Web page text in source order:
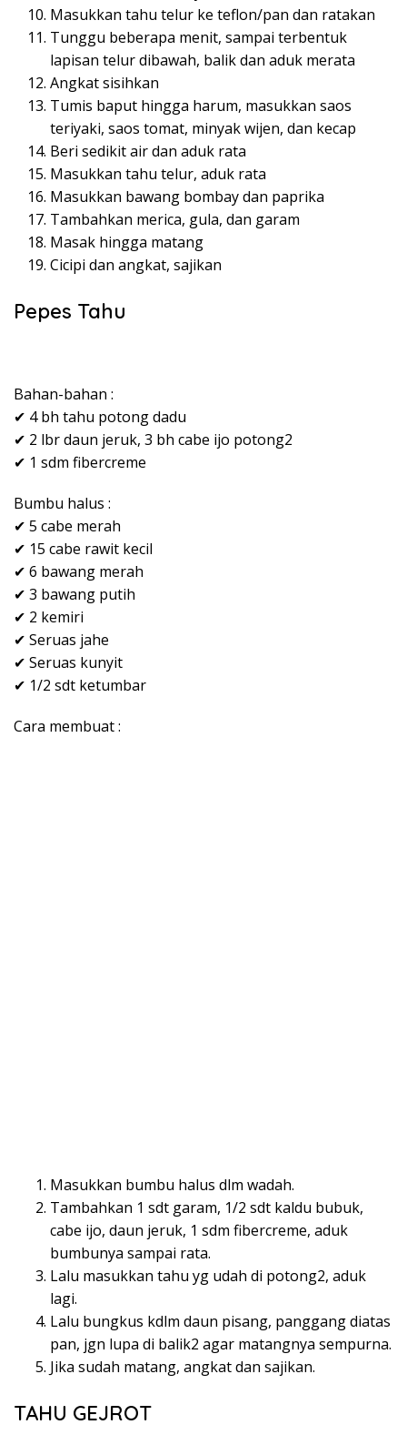
Masukkan tahu telur ke teflon/pan dan ratakan
Tunggu beberapa menit, sampai terbentuk
lapisan telur dibawah, balik dan aduk merata
Angkat sisihkan
Tumis baput hingga harum, masukkan saos
teriyaki, saos tomat, minyak wijen, dan kecap
Beri sedikit air dan aduk rata
Masukkan tahu telur, aduk rata
Masukkan bawang bombay dan paprika
Tambahkan merica, gula, dan garam
Masak hingga matang
Cicipi dan angkat, sajikan
Pepes Tahu
Bahan-bahan :
✔ 4 bh tahu potong dadu
✔ 2 lbr daun jeruk, 3 bh cabe ijo potong2
✔ 1 sdm fibercreme
Bumbu halus :
✔ 5 cabe merah
✔ 15 cabe rawit kecil
✔ 6 bawang merah
✔ 3 bawang putih
✔ 2 kemiri
✔ Seruas jahe
✔ Seruas kunyit
✔ 1/2 sdt ketumbar
Cara membuat :
Masukkan bumbu halus dlm wadah.
Tambahkan 1 sdt garam, 1/2 sdt kaldu bubuk,
cabe ijo, daun jeruk, 1 sdm fibercreme, aduk
bumbunya sampai rata.
Lalu masukkan tahu yg udah di potong2, aduk
lagi.
Lalu bungkus kdlm daun pisang, panggang diatas
pan, jgn lupa di balik2 agar matangnya sempurna.
Jika sudah matang, angkat dan sajikan.
TAHU GEJROT⁣